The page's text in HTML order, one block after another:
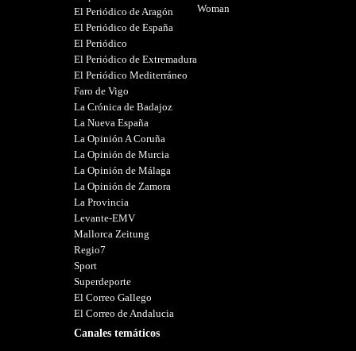
El Periódico de Aragón
El Periódico de España
El Periódico
El Periódico de Extremadura
El Periódico Mediterráneo
Faro de Vigo
La Crónica de Badajoz
La Nueva España
La Opinión A Coruña
La Opinión de Murcia
La Opinión de Málaga
La Opinión de Zamora
La Provincia
Levante-EMV
Mallorca Zeitung
Regio7
Sport
Superdeporte
El Correo Gallego
El Correo de Andalucia
Canales temáticos
Woman